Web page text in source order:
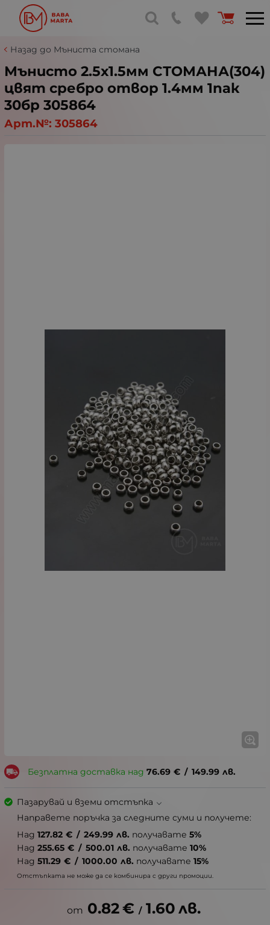
Назад до Мъниста стомана
Мънисто 2.5х1.5мм СТОМАНА(304)
цвят сребро отвор 1.4мм 1пак
30бр 305864
Арт.№: 305864
Безплатна доставка над 76.69 € / 149.99 лв.
Пазарувай и вземи отстъпка
Направете поръчка за следните суми и получете:
Над 127.82 € / 249.99 лв. получавате 5%
Над 255.65 € / 500.01 лв. получавате 10%
Над 511.29 € / 1000.00 лв. получавате 15%
Отстъпката не може да се комбинира с други промоции.
0.82€ / 1.60 лв.